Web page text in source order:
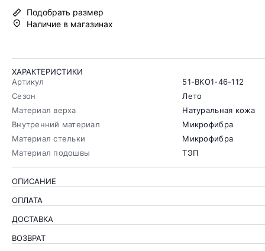
Подобрать размер
Наличие в магазинах
ХАРАКТЕРИСТИКИ
Артикул
51-BKO1-46-112
Сезон
Лето
Материал верха
Натуральная кожа
Внутренний материал
Микрофибра
Материал стельки
Микрофибра
Материал подошвы
ТЭП
ОПИСАНИЕ
ОПЛАТА
ДОСТАВКА
ВОЗВРАТ